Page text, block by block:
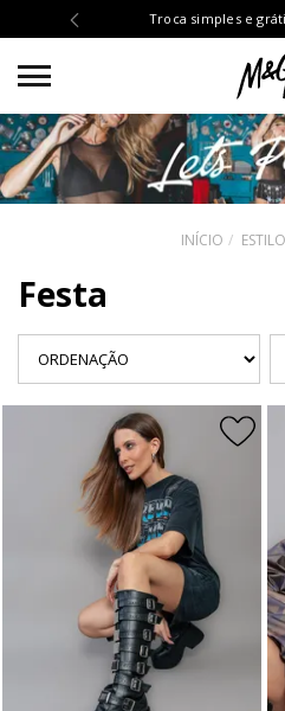
Troca simples e
INÍCIO
Festa